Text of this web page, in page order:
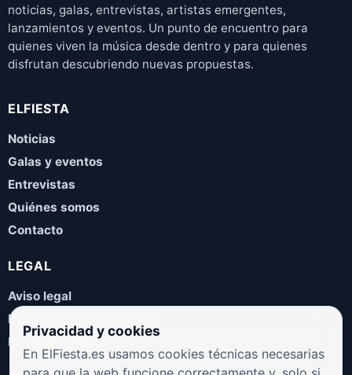
noticias, galas, entrevistas, artistas emergentes,
lanzamientos y eventos. Un punto de encuentro para
quienes viven la música desde dentro y para quienes
disfrutan descubriendo nuevas propuestas.
ELFIESTA
Noticias
Galas y eventos
Entrevistas
Quiénes somos
Contacto
LEGAL
Aviso legal
Política de privacidad
Política de cookies
Privacidad y cookies
En ElFiesta.es usamos cookies técnicas necesarias